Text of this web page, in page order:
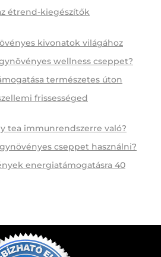
étrend-kiegészítők
kivonatok világához
wellness cseppet?
természetes úton
frissességed
tea immunrendszerre való?
cseppet használni?
energiatámogatásra 40